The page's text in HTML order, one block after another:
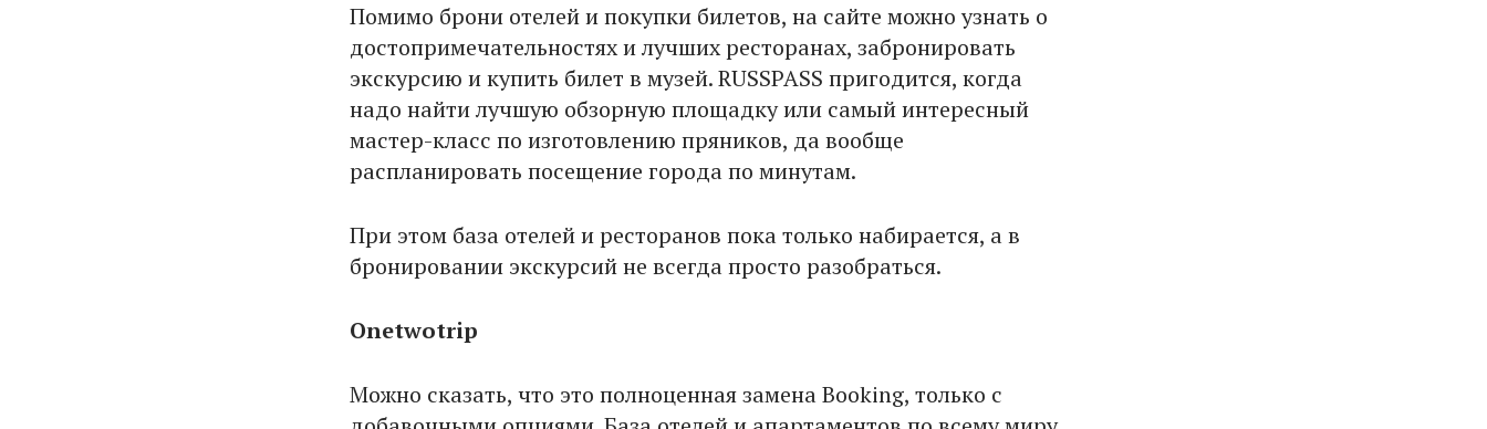
Помимо брони отелей и покупки билетов, на сайте можно узнать о
достопримечательностях и лучших ресторанах, забронировать
экскурсию и купить билет в музей. RUSSPASS пригодится, когда
надо найти лучшую обзорную площадку или самый интересный
мастер-класс по изготовлению пряников, да вообще
распланировать посещение города по минутам.
При этом база отелей и ресторанов пока только набирается, а в
бронировании экскурсий не всегда просто разобраться.
Onetwotrip
Можно сказать, что это полноценная замена Booking, только с